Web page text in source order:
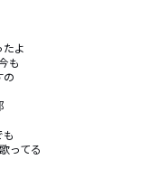
よ
も
の
ってる